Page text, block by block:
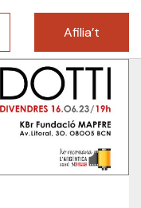
Afilia’t